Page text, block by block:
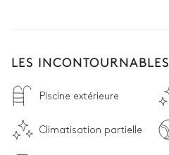
LES INCONTOURNABLES
Piscine extérieure
Climatisation partielle